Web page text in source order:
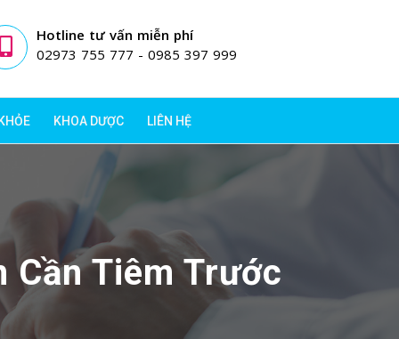
Hotline tư vấn miễn phí
02973 755 777 - 0985 397 999
KHOA DƯỢC LIÊN HỆ
Cần Tiêm Trước